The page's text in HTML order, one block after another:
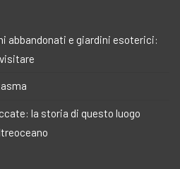
abbandonati e giardini esoterici:
la storia di questo luogo